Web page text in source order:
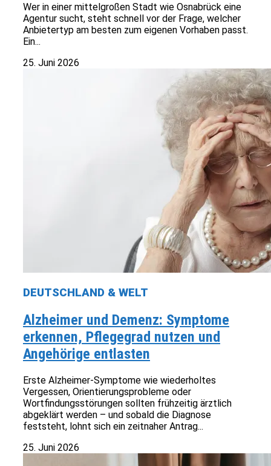
Wer in einer mittelgroßen Stadt wie Osnabrück eine
Agentur sucht, steht schnell vor der Frage, welcher
Anbietertyp am besten zum eigenen Vorhaben passt.
Ein...
25. Juni 2026
DEUTSCHLAND & WELT
Alzheimer und Demenz: Symptome
erkennen, Pflegegrad nutzen und
Angehörige entlasten
Erste Alzheimer-Symptome wie wiederholtes
Vergessen, Orientierungsprobleme oder
Wortfindungsstörungen sollten frühzeitig ärztlich
abgeklärt werden – und sobald die Diagnose
feststeht, lohnt sich ein zeitnaher Antrag...
25. Juni 2026